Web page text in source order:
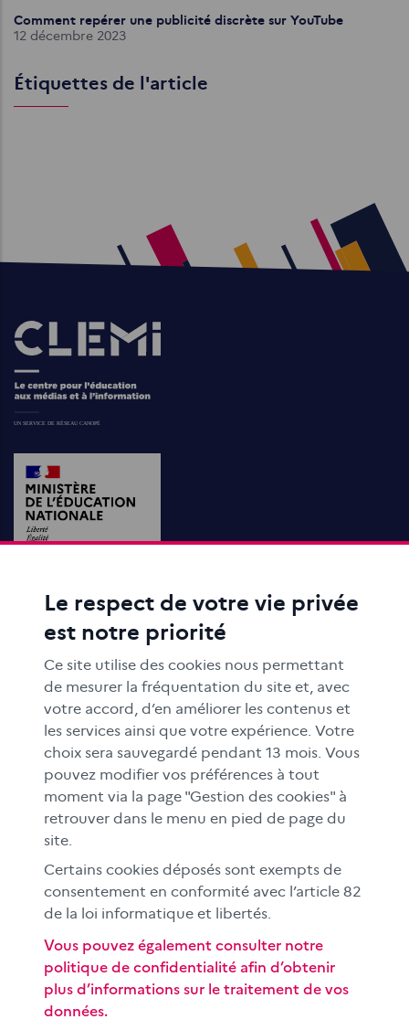
Comment repérer une publicité discrète sur YouTube
12 décembre 2023
Étiquettes de l'article
Images
ACTIONS ÉDUCATIVES
FORMATION
RESSOURCES
MÉDIAS SCOLAIRES
FAMILLES
Le CLEMI
En académies
À l'international
CLEMI sup
Espace presse
Si vous souhaitez vous abonner gratuitement à la lettre
d'information mensuelle du CLEMI, cliquezici →
Le respect de votre vie privée
est notre priorité
Ce site utilise des cookies nous permettant
de mesurer la fréquentation du site et, avec
votre accord, d’en améliorer les contenus et
les services ainsi que votre expérience. Votre
choix sera sauvegardé pendant 13 mois. Vous
pouvez modifier vos préférences à tout
moment via la page "Gestion des cookies" à
retrouver dans le menu en pied de page du
site.
Certains cookies déposés sont exempts de
consentement en conformité avec l’article 82
de la loi informatique et libertés.
Vous pouvez également consulter notre
politique de confidentialité afin d’obtenir
plus d’informations sur le traitement de vos
données.